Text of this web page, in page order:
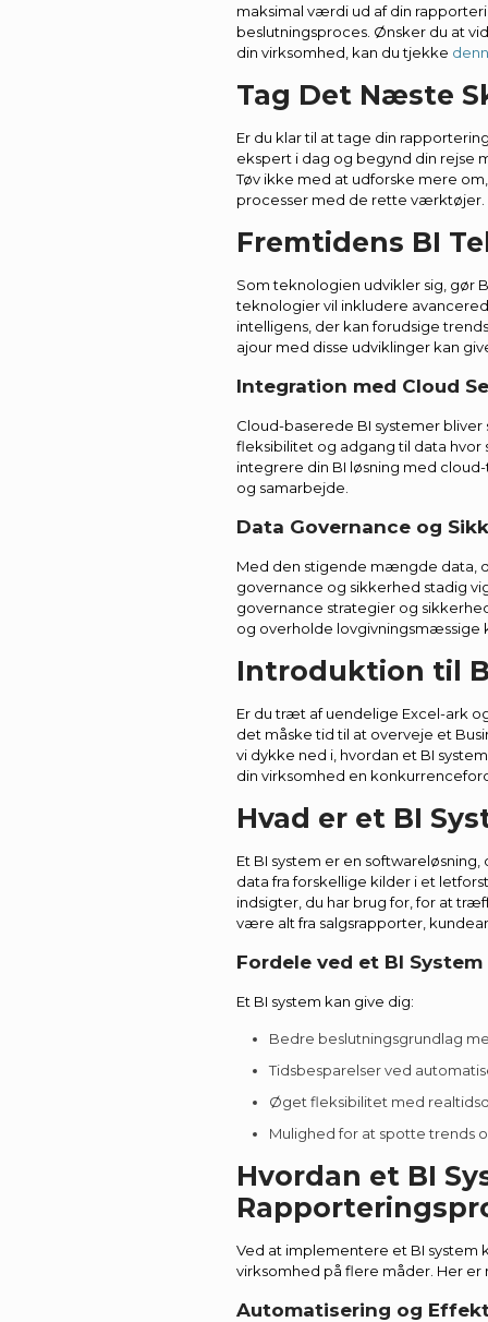
maksimal værdi ud af din
beslutningsproces. Ønsker du at
din virksomhed, kan du tjekke
Tag Det Næste
Er du klar til at tage din
ekspert i dag og begynd din rejse
Tøv ikke med at udforske mere
processer med de rette værktøjer.
Fremtidens BI
Som teknologien udvikler sig, gør
teknologier vil inkludere
intelligens, der kan forudsige
ajour med disse udviklinger kan
Integration med Cloud
Cloud-baserede BI systemer
fleksibilitet og adgang til data hvor
integrere din BI løsning med
og samarbejde.
Data Governance og
Med den stigende mængde data,
governance og sikkerhed stadig
governance strategier og
og overholde lovgivningsmæssige
Introduktion til
Er du træt af uendelige Excel-ark
det måske tid til at overveje et
vi dykke ned i, hvordan et BI
din virksomhed en
Hvad er et BI
Et BI system er en
data fra forskellige kilder i et
indsigter, du har brug for, for at
være alt fra salgsrapporter,
Fordele ved et BI System
Et BI system kan give dig:
Bedre beslutningsgrundlag
Tidsbesparelser ved
Øget fleksibilitet med
Mulighed for at spotte trends
Hvordan et BI
Ved at implementere et BI system
virksomhed på flere måder. Her
Automatisering og